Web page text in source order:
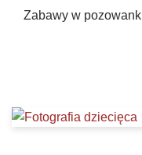
Zabawy w